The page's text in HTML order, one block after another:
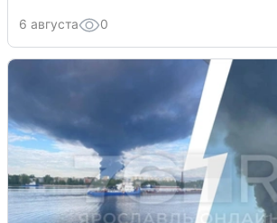
6 августа 0